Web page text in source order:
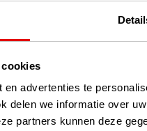
advertenties te
delen we informatie over
partners kunnen deze